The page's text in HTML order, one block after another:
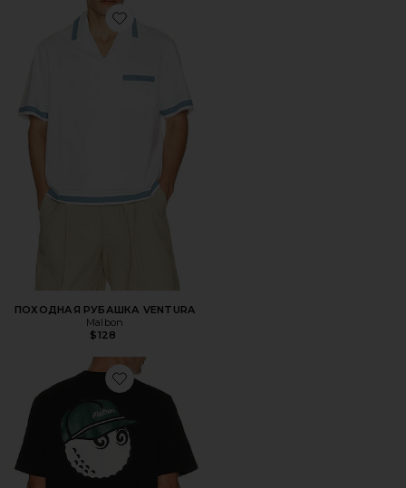
Favorite ПОХОДНАЯ РУБАШКА VENTURA
ПОХОДНАЯ РУБАШКА VENTURA
Malbon
$128
Favorite ФУТБОЛКА BERMUDA